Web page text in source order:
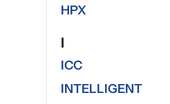
HPX
I
ICC
INTELLIGENT